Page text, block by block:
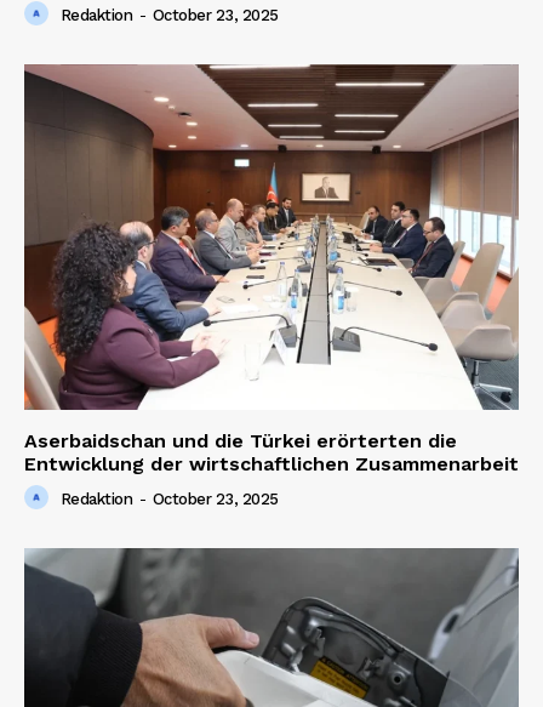
News Week
Redaktion - October 23, 2025
Aserbaidschan und die Türkei erörterten die
Entwicklung der wirtschaftlichen Zusammenarbeit
Redaktion - October 23, 2025